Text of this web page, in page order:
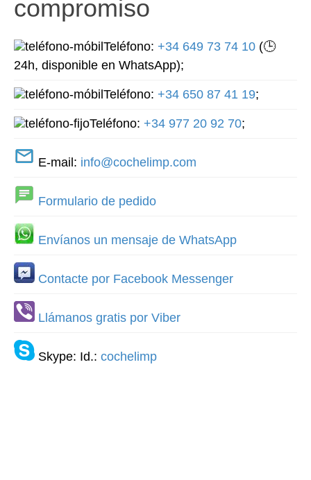
compromiso
Teléfono: +34 649 73 74 10 (🕒
24h, disponible en WhatsApp);
Teléfono: +34 650 87 41 19;
Teléfono: +34 977 20 92 70;
E-mail: info@cochelimp.com
Formulario de pedido
Envíanos un mensaje de WhatsApp
Contacte por Facebook Messenger
Llámanos gratis por Viber
Skype: Id.: cochelimp